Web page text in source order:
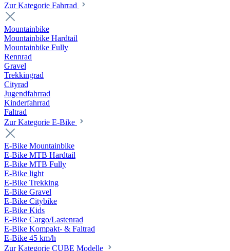
Zur Kategorie Fahrrad
Mountainbike
Mountainbike Hardtail
Mountainbike Fully
Rennrad
Gravel
Trekkingrad
Cityrad
Jugendfahrrad
Kinderfahrrad
Faltrad
Zur Kategorie E-Bike
E-Bike Mountainbike
E-Bike MTB Hardtail
E-Bike MTB Fully
E-Bike light
E-Bike Trekking
E-Bike Gravel
E-Bike Citybike
E-Bike Kids
E-Bike Cargo/Lastenrad
E-Bike Kompakt- & Faltrad
E-Bike 45 km/h
Zur Kategorie CUBE Modelle